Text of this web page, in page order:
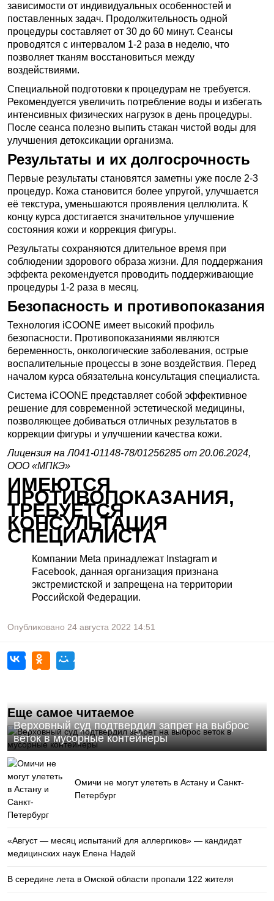
зависимости от индивидуальных особенностей и
поставленных задач. Продолжительность одной
процедуры составляет от 30 до 60 минут. Сеансы
проводятся с интервалом 1-2 раза в неделю, что
позволяет тканям восстановиться между
воздействиями.
Специальной подготовки к процедурам не требуется.
Рекомендуется увеличить потребление воды и избегать
интенсивных физических нагрузок в день процедуры.
После сеанса полезно выпить стакан чистой воды для
улучшения детоксикации организма.
Результаты и их долгосрочность
Первые результаты становятся заметны уже после 2-3
процедур. Кожа становится более упругой, улучшается
её текстура, уменьшаются проявления целлюлита. К
концу курса достигается значительное улучшение
состояния кожи и коррекция фигуры.
Результаты сохраняются длительное время при
соблюдении здорового образа жизни. Для поддержания
эффекта рекомендуется проводить поддерживающие
процедуры 1-2 раза в месяц.
Безопасность и противопоказания
Технология iCOONE имеет высокий профиль
безопасности. Противопоказаниями являются
беременность, онкологические заболевания, острые
воспалительные процессы в зоне воздействия. Перед
началом курса обязательна консультация специалиста.
Система iCOONE представляет собой эффективное
решение для современной эстетической медицины,
позволяющее добиваться отличных результатов в
коррекции фигуры и улучшении качества кожи.
Лицензия на Л041-01148-78/01256285 от 20.06.2024,
ООО «МПКЭ»
ИМЕЮТСЯ
ПРОТИВОПОКАЗАНИЯ,
ТРЕБУЕТСЯ
КОНСУЛЬТАЦИЯ
СПЕЦИАЛИСТА
Компании Meta принадлежат Instagram и
Facebook, данная организация признана
экстремистской и запрещена на территории
Российской Федерации.
Опубликовано 24 августа 2022 14:51
Еще самое читаемое
Верховный суд подтвердил запрет на выброс
веток в мусорные контейнеры
Омичи не могут улететь в Астану и Санкт-
Петербург
«Август — месяц испытаний для аллергиков» — кандидат
медицинских наук Елена Надей
В середине лета в Омской области пропали 122 жителя